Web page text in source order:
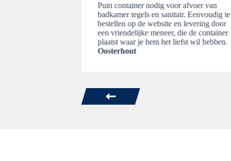
Puin container nodig voor afvoer van
badkamer tegels en sanitair. Eenvoudig te
bestellen op de website en levering door
een vriendelijke meneer, die de container
plaatst waar je hem het liefst wil hebben.
Oosterhout